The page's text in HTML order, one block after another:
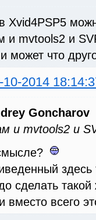
Xvid4PSP5
и mvtools2 и
может что
10-2014
Goncharov
и mvtools2 и
здесь
сделать
вместо всего